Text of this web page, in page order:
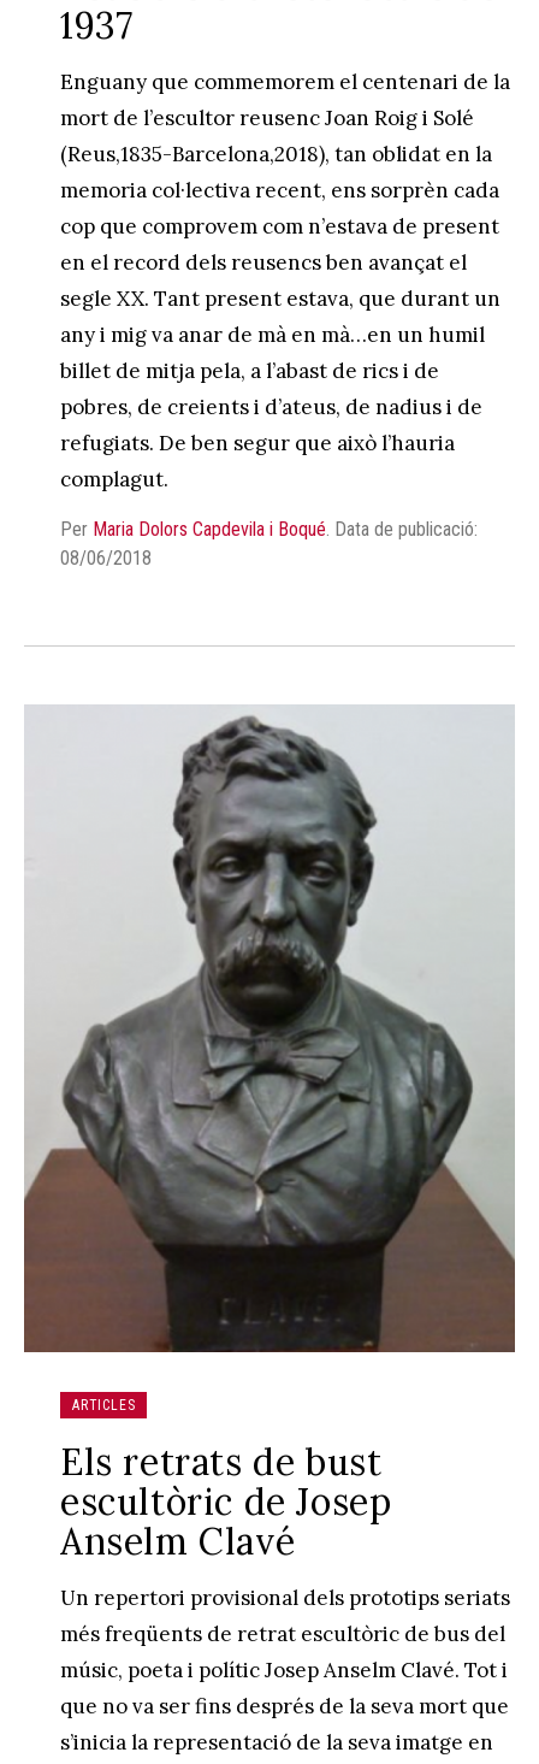
1937
Enguany que commemorem el centenari de la
mort de l’escultor reusenc Joan Roig i Solé
(Reus,1835-Barcelona,2018), tan oblidat en la
memoria col·lectiva recent, ens sorprèn cada
cop que comprovem com n’estava de present
en el record dels reusencs ben avançat el
segle XX. Tant present estava, que durant un
any i mig va anar de mà en mà…en un humil
billet de mitja pela, a l’abast de rics i de
pobres, de creients i d’ateus, de nadius i de
refugiats. De ben segur que això l’hauria
complagut.
Per Maria Dolors Capdevila i Boqué. Data de publicació:
08/06/2018
ARTICLES
Els retrats de bust
escultòric de Josep
Anselm Clavé
Un repertori provisional dels prototips seriats
més freqüents de retrat escultòric de bus del
músic, poeta i polític Josep Anselm Clavé. Tot i
que no va ser fins després de la seva mort que
s’inicia la representació de la seva imatge en